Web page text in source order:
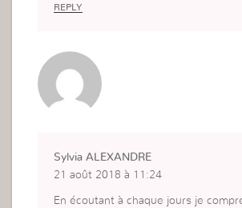
REPLY
Sylvia ALEXANDRE
21 août 2018 à 11:24
En écoutant à chaque jours je